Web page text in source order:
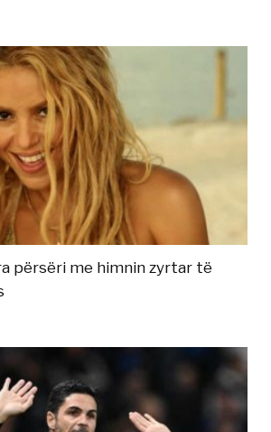
përsëri me himnin zyrtar të